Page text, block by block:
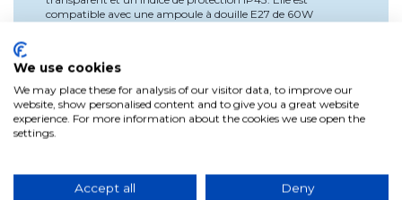
compatible avec une ampoule à douille E27 de 60W
hauteur.
Haute
We use cookies
We may place these for analysis of our visitor data, to improve our
website, show personalised content and to give you a great website
experience. For more information about the cookies we use open the
settings.
Accept all Deny